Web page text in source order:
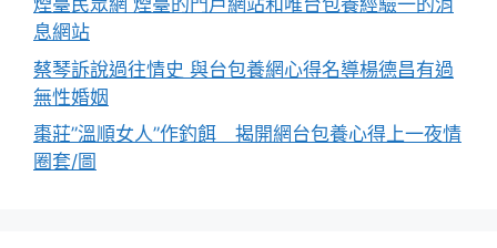
煙臺民眾網 煙臺的門戶網站和唯台包養經驗一的消
息網站
蔡琴訴說過往情史 與台包養網心得名導楊德昌有過
無性婚姻
棗莊”溫順女人”作釣餌 揭開網台包養心得上一夜情
圈套/圖